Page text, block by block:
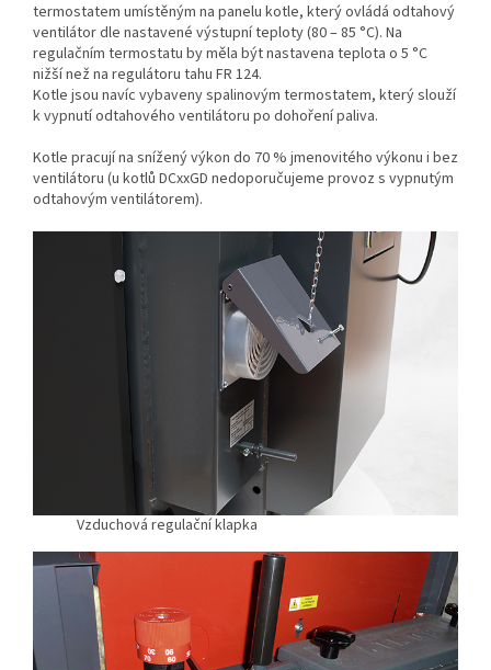
termostatem umístěným na panelu kotle, který ovládá odtahový
ventilátor dle nastavené výstupní teploty (80 – 85 °C). Na
regulačním termostatu by měla být nastavena teplota o 5 °C
nižší než na regulátoru tahu FR 124.
Kotle jsou navíc vybaveny spalinovým termostatem, který slouží
k vypnutí odtahového ventilátoru po dohoření paliva.
Kotle pracují na snížený výkon do 70 % jmenovitého výkonu i bez
ventilátoru (u kotlů DCxxGD nedoporučujeme provoz s vypnutým
odtahovým ventilátorem).
Vzduchová regulační klapka